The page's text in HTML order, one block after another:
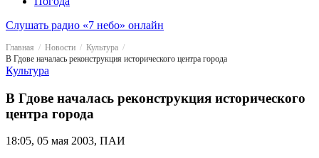
Слушать радио «7 небо» онлайн
Главная Новости
Культура
В Гдове началась реконструкция исторического центра города
Культура
В Гдове началась реконструкция исторического
центра города
18:05, 05 мая 2003, ПАИ